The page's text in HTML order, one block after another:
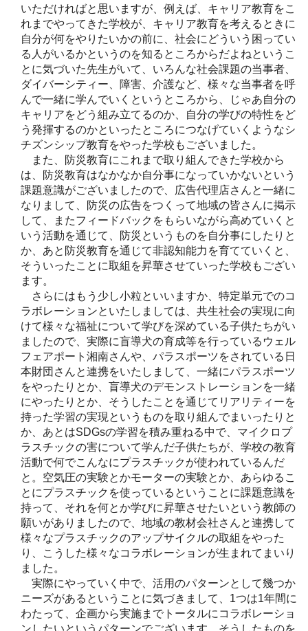
いただければと思いますが、例えば、キャリア教育をこ
れまでやってきた学校が、キャリア教育を考えるときに
自分が何をやりたいかの前に、社会にどういう困ってい
る人がいるかというのを知るところからだよねというこ
とに気づいた先生がいて、いろんな社会課題の当事者、
ダイバーシティー、障害、介護など、様々な当事者を呼
んで一緒に学んでいくというところから、じゃあ自分の
キャリアをどう組み立てるのか、自分の学びの特性をど
う発揮するのかといったところにつなげていくようなシ
チズンシップ教育をやった学校もございました。
また、防災教育にこれまで取り組んできた学校から
は、防災教育はなかなか自分事になっていかないという
課題意識がございましたので、広告代理店さんと一緒に
なりまして、防災の広告をつくって地域の皆さんに掲示
して、またフィードバックをもらいながら高めていくと
いう活動を通じて、防災というものを自分事にしたりと
か、あと防災教育を通じて非認知能力を育てていくと、
そういったことに取組を昇華させていった学校もござい
ます。
さらにはもう少し小粒といいますか、特定単元でのコ
ラボレーションといたしましては、共生社会の実現に向
けて様々な福祉について学びを深めている子供たちがい
ましたので、実際に盲導犬の育成等を行っているウェル
フェアポート湘南さんや、パラスポーツをされている日
本財団さんと連携をいたしまして、一緒にパラスポーツ
をやったりとか、盲導犬のデモンストレーションを一緒
にやったりとか、そうしたことを通じてリアリティーを
持った学習の実現というものを取り組んでまいったりと
か、あとはSDGsの学習を積み重ねる中で、マイクロプ
ラスチックの害について学んだ子供たちが、学校の教育
活動で何でこんなにプラスチックが使われているんだ
と。空気圧の実験とかモーターの実験とか、あらゆるこ
とにプラスチックを使っているということに課題意識を
持って、それを何とか学びに昇華させたいという教師の
願いがありましたので、地域の教材会社さんと連携して
様々なプラスチックのアップサイクルの取組をやった
り、こうした様々なコラボレーションが生まれてまいり
ました。
実際にやっていく中で、活用のパターンとして幾つか
ニーズがあるということに気づきまして、1つは1年間に
わたって、企画から実施までトータルにコラボレーショ
ンしたいというパターンでございます。そうしたものを